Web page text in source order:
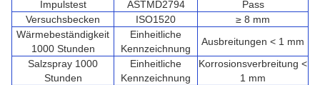
Impulstest
ASTMD2794
Pass
Versuchsbecken
ISO1520
≥ 8 mm
Wärmebeständigkeit
1000 Stunden
Einheitliche
Kennzeichnung
Ausbreitungen < 1 mm
Salzspray 1000
Stunden
Einheitliche
Kennzeichnung
Korrosionsverbreitung <
1 mm